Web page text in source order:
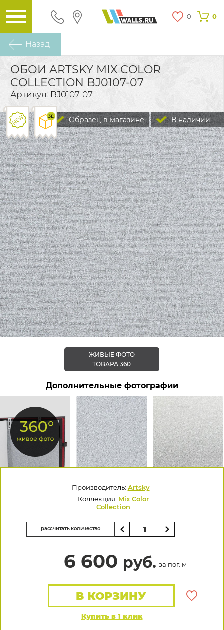
0 0
Назад
ОБОИ ARTSKY MIX COLOR
COLLECTION BJ0107-07
Артикул: BJ0107-07
В наличии
Образец в магазине
ЖИВЫЕ ФОТО
ТОВАРА 360
Дополнительные фотографии
Производитель: Artsky
Коллекция: Mix Color
Collection
рассчитать количество
6 600 руб. за пог. м
Купить в 1 клик
В КОРЗИНУ